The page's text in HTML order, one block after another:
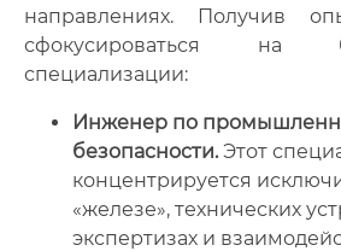
направлениях. Получив
сфокусироваться на
специализации:
Инженер по
безопасности.Этот
концентрируется
«железе», технических
экспертизах и